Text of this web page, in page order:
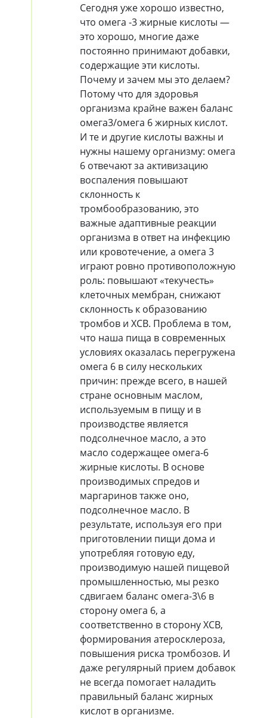
Сегодня уже хорошо известно,
что омега -3 жирные кислоты —
это хорошо, многие даже
постоянно принимают добавки,
содержащие эти кислоты.
Почему и зачем мы это делаем?
Потому что для здоровья
организма крайне важен баланс
омега3/омега 6 жирных кислот.
И те и другие кислоты важны и
нужны нашему организму: омега
6 отвечают за активизацию
воспаления повышают
склонность к
тромбообразованию, это
важные адаптивные реакции
организма в ответ на инфекцию
или кровотечение, а омега 3
играют ровно противоположную
роль: повышают «текучесть»
клеточных мембран, снижают
склонность к образованию
тромбов и ХСВ. Проблема в том,
что наша пища в современных
условиях оказалась перегружена
омега 6 в силу нескольких
причин: прежде всего, в нашей
стране основным маслом,
используемым в пищу и в
производстве является
подсолнечное масло, а это
масло содержащее омега-6
жирные кислоты. В основе
производимых спредов и
маргаринов также оно,
подсолнечное масло. В
результате, используя его при
приготовлении пищи дома и
употребляя готовую еду,
производимую нашей пищевой
промышленностью, мы резко
сдвигаем баланс омега-3\6 в
сторону омега 6, а
соответственно в сторону ХСВ,
формирования атеросклероза,
повышения риска тромбозов. И
даже регулярный прием добавок
не всегда помогает наладить
правильный баланс жирных
кислот в организме.